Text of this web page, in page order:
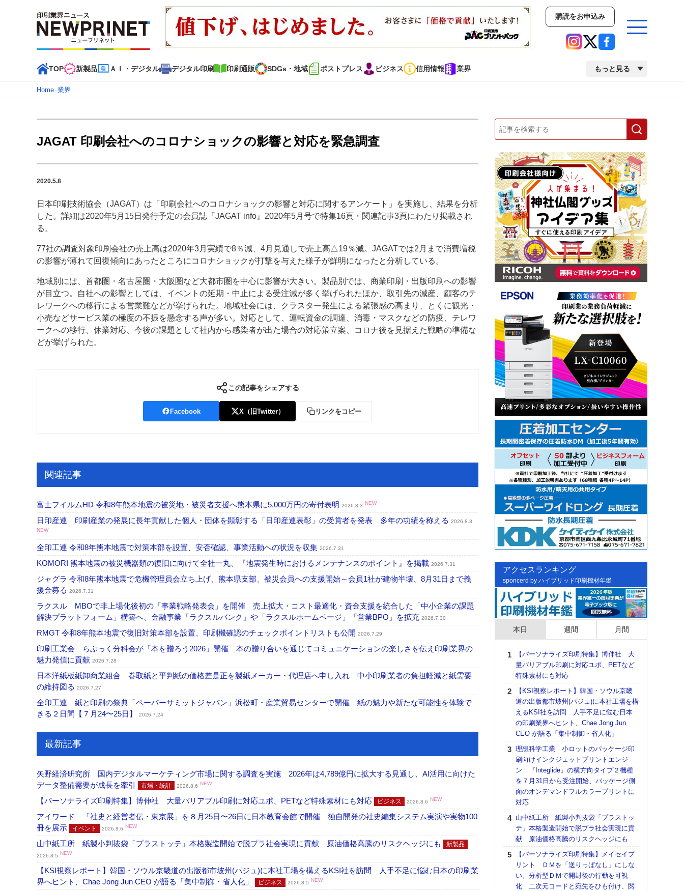
購読をお申込み
TOP 新製品 ＡＩ・デジタル デジタル印刷 印刷通販 SDGs・地域 ポストプレス ビジネス 信用情報 業界 もっと見る
イベント
インデックス
TOP 新着記事 特集記事 動画コンテンツ インタビュー コレクション
カテゴリー一覧
新商品 新製品 ＡＩ・デジタル デジタル印刷 印刷通販 SDGs・地域 ポストプレス ビジネス イベント 信用情報 業界 市場・統計 人事・移転・異動・訃報
特集記事カテゴリー一覧
2022 見える化・MIS特集 特集・デジタル印刷 アイデアで勝負！ ～多様なビジネス・多彩な商材～ JAPAN PACK 2023 特集 中古印刷機・製本機特集
2022 検査・校正特集
特集・デジタル印刷 ～ 新成長軌道を描く
案内
発刊案内 JFPI印刷用語集 印刷機材年鑑
運営
会社案内 購読・購入申し込み サイトポリシー お問い合わせ
Home–業界
JAGAT 印刷会社へのコロナショックの影響と対応を緊急調査
2020.5.8
日本印刷技術協会（JAGAT）は「印刷会社へのコロナショックの影響と対応に関するアンケート」を実施し、結果を分析
した。詳細は2020年5月15日発行予定の会員誌『JAGAT info』2020年5月号で特集16頁・関連記事3頁にわたり掲載され
る。
77社の調査対象印刷会社の売上高は2020年3月実績で8％減、4月見通しで売上高△19％減。JAGATでは2月まで消費増税
の影響が薄れて回復傾向にあったところにコロナショックが打撃を与えた様子が鮮明になったと分析している。
地域別には、首都圏・名古屋圏・大阪圏など大都市圏を中心に影響が大きい。製品別では、商業印刷・出版印刷への影響
が目立つ。自社への影響としては、イベントの延期・中止による受注減が多く挙げられたほか、取引先の減産、顧客のテ
レワークへの移行による営業難などが挙げられた。地域社会には、クラスター発生による緊張感の高まり、とくに観光・
小売などサービス業の極度の不振を懸念する声が多い。対応として、運転資金の調達、消毒・マスクなどの防疫、テレワ
ークへの移行、休業対応、今後の課題として社内から感染者が出た場合の対応策立案、コロナ後を見据えた戦略の準備な
どが挙げられた。
この記事をシェアする
Facebook X（旧Twitter） リンクをコピー
関連記事
富士フイルムHD 令和8年熊本地震の被災地・被災者支援へ熊本県に5,000万円の寄付表明 2026.8.3 NEW
日印産連 印刷産業の発展に長年貢献した個人・団体を顕彰する「日印産連表彰」の受賞者を発表 多年の功績を称える 2026.8.3
NEW
全印工連 令和8年熊本地震で対策本部を設置、安否確認、事業活動への状況を収集 2026.7.31
KOMORI 熊本地震の被災機器類の復旧に向けて全社一丸、『地震発生時におけるメンテナンスのポイント』を掲載 2026.7.31
ジャグラ 令和8年熊本地震で危機管理員会立ち上げ、熊本県支部、被災会員への支援開始～会員1社が建物半壊、8月31日まで義
援金募る 2026.7.31
ラクスル MBOで非上場化後初の「事業戦略発表会」を開催 売上拡大・コスト最適化・資金支援を統合した「中小企業の課題
解決プラットフォーム」構築へ、金融事業「ラクスルバンク」や「ラクスルホームページ」「営業BPO」を拡充 2026.7.30
RMGT 令和8年熊本地震で復旧対策本部を設置、印刷機確認のチェックポイントリストも公開 2026.7.29
印刷工業会 らぶっく分科会が「本を贈ろう2026」開催 本の贈り合いを通じてコミュニケーションの楽しさを伝え印刷業界の
魅力発信に貢献 2026.7.28
日本洋紙板紙卸商業組合 巻取紙と平判紙の価格差是正を製紙メーカー・代理店へ申し入れ 中小印刷業者の負担軽減と紙需要
の維持図る 2026.7.27
全印工連 紙と印刷の祭典「ペーパーサミットジャパン」浜松町・産業貿易センターで開催 紙の魅力や新たな可能性を体験で
きる２日間【７月24〜25日】
2026.7.24
最新記事
矢野経済研究所 国内デジタルマーケティング市場に関する調査を実施 2026年は4,789億円に拡大する見通し、AI活用に向けた
データ整備需要が成長を牽引
市場・統計 2026.8.6 NEW
【パーソナライズ印刷特集】博伸社 大量バリアブル印刷に対応ユポ、PETなど特殊素材にも対応 ビジネス 2026.8.6 NEW
アイワード 「社史と経営者伝・東京展」を８月25日〜26日に日本教育会館で開催 独自開発の社史編集システム実演や実物100
冊を展示
イベント 2026.8.6 NEW
山中紙工所 紙製小判抜袋「プラストッテ」本格製造開始で脱プラ社会実現に貢献 原油価格高騰のリスクヘッジにも 新製品
2026.8.5 NEW
【KSI視察レポート】韓国・ソウル京畿道の出版都市坡州(パジュ)に本社工場を構えるKSI社を訪問 人手不足に悩む日本の印刷業
界へヒント、Chae Jong Jun CEO が語る「集中制御・省人化」
ビジネス 2026.8.5 NEW
アクセスランキング
sponcerd by ハイブリッド印刷機材年鑑
本日 週間 月間
【パーソナライズ印刷特集】博伸社 大
量バリアブル印刷に対応ユポ、PETなど
特殊素材にも対応
【KSI視察レポート】韓国・ソウル京畿
道の出版都市坡州(パジュ)に本社工場を構
えるKSI社を訪問 人手不足に悩む日本
の印刷業界へヒント、Chae Jong Jun
CEO が語る「集中制御・省人化」
理想科学工業 小ロットのパッケージ印
刷向けインクジェットプリントエンジ
ン 『Integlide』の横方向タイプ２機種
を７月31日から受注開始、パッケージ側
面のオンデマンドフルカラープリントに
対応
山中紙工所 紙製小判抜袋「プラストッ
テ」本格製造開始で脱プラ社会実現に貢
献 原油価格高騰のリスクヘッジにも
【パーソナライズ印刷特集】メイセイプ
リント ＤＭを「送りっぱなし」にしな
い。分析型ＤＭで開封後の行動を可視
化 二次元コードと宛先をひも付け、閲